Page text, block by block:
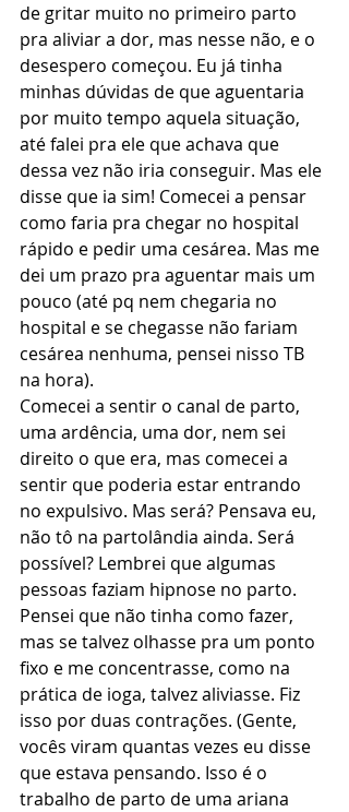
de gritar muito no primeiro parto
pra aliviar a dor, mas nesse não, e o
desespero começou. Eu já tinha
minhas dúvidas de que aguentaria
por muito tempo aquela situação,
até falei pra ele que achava que
dessa vez não iria conseguir. Mas ele
disse que ia sim! Comecei a pensar
como faria pra chegar no hospital
rápido e pedir uma cesárea. Mas me
dei um prazo pra aguentar mais um
pouco (até pq nem chegaria no
hospital e se chegasse não fariam
cesárea nenhuma, pensei nisso TB
na hora).
Comecei a sentir o canal de parto,
uma ardência, uma dor, nem sei
direito o que era, mas comecei a
sentir que poderia estar entrando
no expulsivo. Mas será? Pensava eu,
não tô na partolândia ainda. Será
possível? Lembrei que algumas
pessoas faziam hipnose no parto.
Pensei que não tinha como fazer,
mas se talvez olhasse pra um ponto
fixo e me concentrasse, como na
prática de ioga, talvez aliviasse. Fiz
isso por duas contrações. (Gente,
vocês viram quantas vezes eu disse
que estava pensando. Isso é o
trabalho de parto de uma ariana